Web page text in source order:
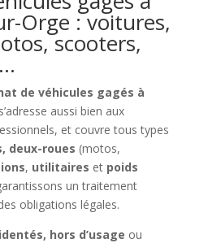
Orge : voitures,
scooters,
de véhicules gagés à
s’adresse aussi bien aux
et couvre tous types
deux-roues (motos,
, utilitaires et poids
un traitement
obligations légales.
hors d’usage ou